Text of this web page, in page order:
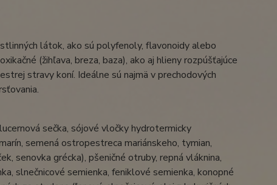
látok, ako sú polyfenoly, flavonoidy alebo
(žihľava, breza, baza), ako aj hlieny rozpúšťajúce
stravy koní. Ideálne sú najmä v prechodových
sečka, sójové vločky hydrotermicky
semená ostropestreca mariánskeho, tymian,
senovka grécka), pšeničné otruby, repná vláknina,
slnečnicové semienka, feniklové semienka, konopné